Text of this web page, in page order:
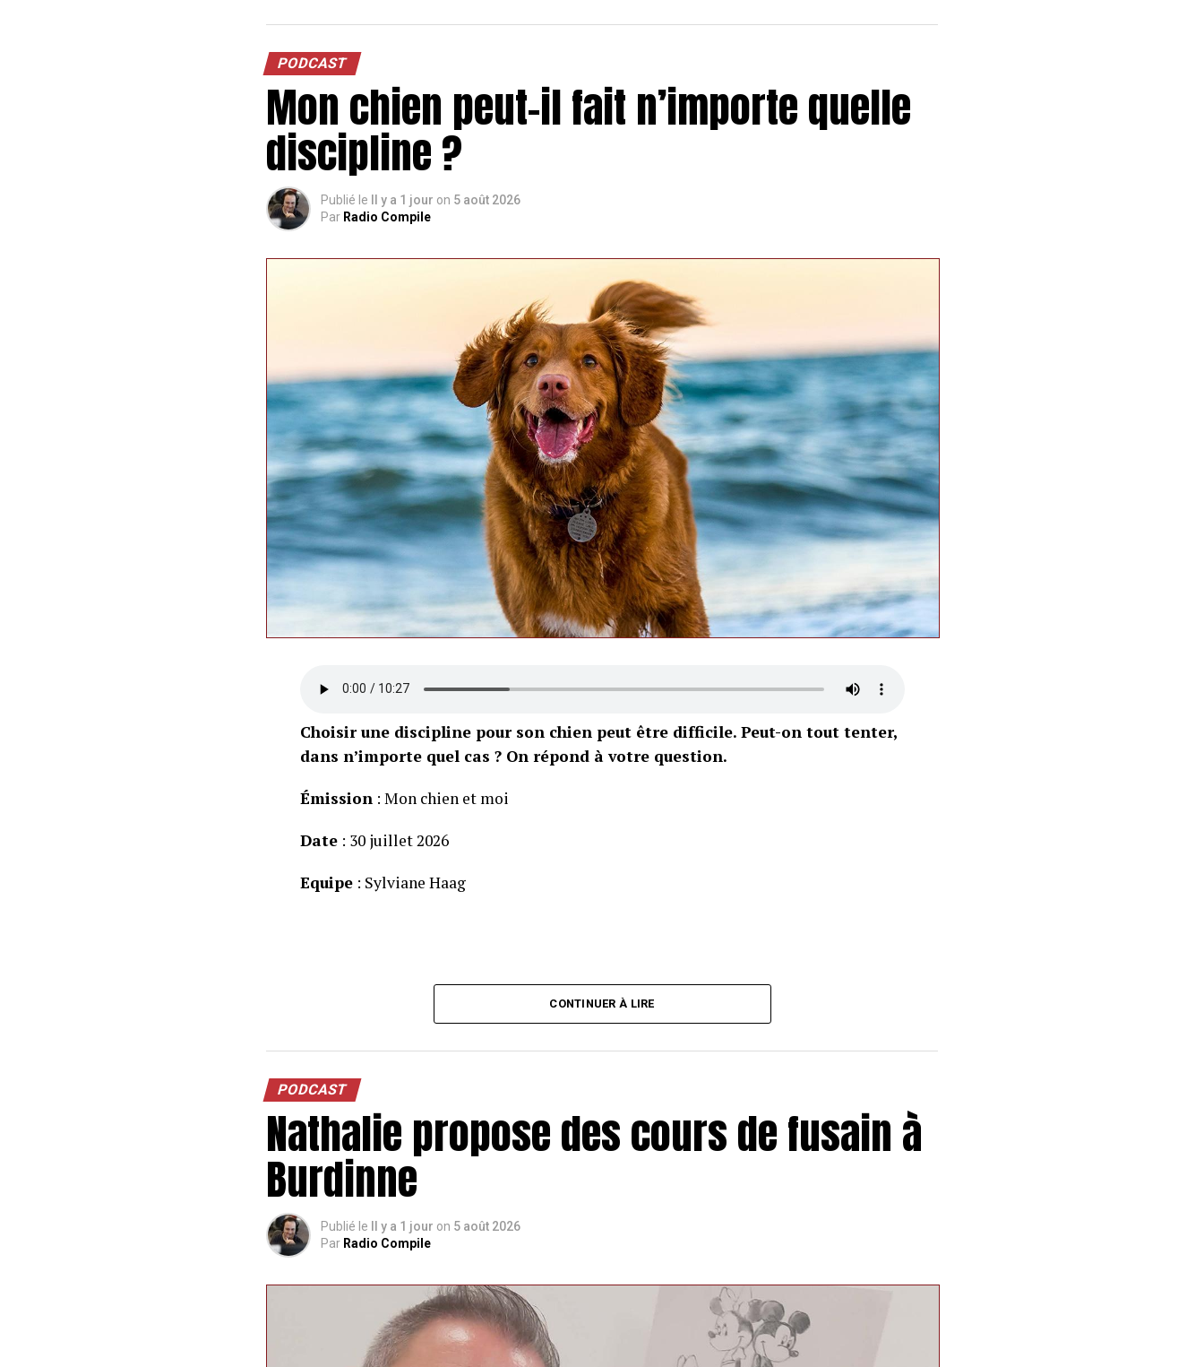
PODCAST
Mon chien peut-il fait n’importe quelle
discipline ?
Publié le Il y a 1 jour on 5 août 2026
Par Radio Compile
Choisir une discipline pour son chien peut être difficile. Peut-on tout tenter,
dans n’importe quel cas ? On répond à votre question.
Émission: Mon chien et moi
Date: 30 juillet 2026
Equipe: Sylviane Haag
CONTINUER À LIRE
PODCAST
Nathalie propose des cours de fusain à
Burdinne
Publié le Il y a 1 jour on 5 août 2026
Par Radio Compile